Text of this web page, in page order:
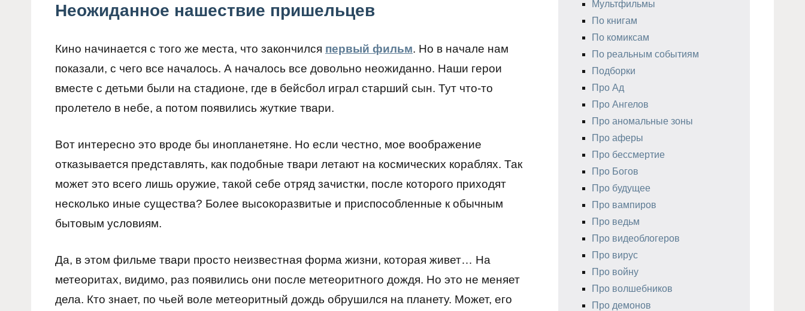
Неожиданное нашествие пришельцев
Кино начинается с того же места, что закончился первый фильм. Но в начале нам
показали, с чего все началось. А началось все довольно неожиданно. Наши герои
вместе с детьми были на стадионе, где в бейсбол играл старший сын. Тут что-то
пролетело в небе, а потом появились жуткие твари.
Вот интересно это вроде бы инопланетяне. Но если честно, мое воображение
отказывается представлять, как подобные твари летают на космических кораблях. Так
может это всего лишь оружие, такой себе отряд зачистки, после которого приходят
несколько иные существа? Более высокоразвитые и приспособленные к обычным
бытовым условиям.
Да, в этом фильме твари просто неизвестная форма жизни, которая живет… На
метеоритах, видимо, раз появились они после метеоритного дождя. Но это не меняет
дела. Кто знает, по чьей воле метеоритный дождь обрушился на планету. Может, его
Мультфильмы
По книгам
По комиксам
По реальным событиям
Подборки
Про Ад
Про Ангелов
Про аномальные зоны
Про аферы
Про бессмертие
Про Богов
Про будущее
Про вампиров
Про ведьм
Про видеоблогеров
Про вирус
Про войну
Про волшебников
Про демонов